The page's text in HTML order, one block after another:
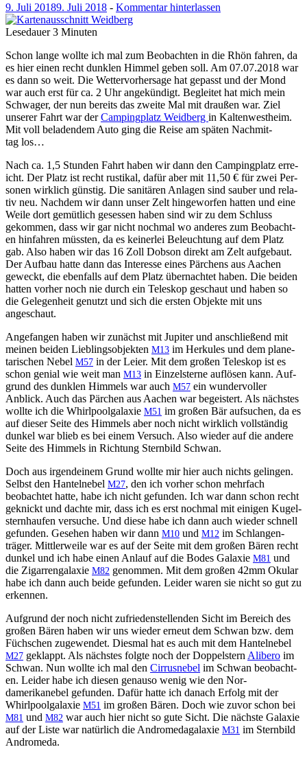
9. Juli 20189. Juli 2018 - Kommentar hinterlassen
Lesedauer 3 Minuten
Schon lange wollte ich mal zum Beobacht­en in die Rhön fahren, da
es hier einen recht dun­klen Him­mel geben soll. Am 07.07.2018 war
es dann so weit. Die Wet­ter­vorher­sage hat gepasst und der Mond
war auch erst für ca. 2 Uhr angekündigt. Begleit­et hat mich mein
Schwa­ger, der nun bere­its das zweite Mal mit draußen war. Ziel
unser­er Fahrt war derCamp­ing­platz Wei­d­berg in Kaltenwes­t­heim.
Mit voll beladen­dem Auto ging die Reise am späten Nach­mit­
tag los…
Nach ca. 1,5 Stun­den Fahrt haben wir dann den Camp­ing­platz erre­
icht. Der Platz ist recht rustikal, dafür aber mit 11,50 € für zwei Per­
so­n­en wirk­lich gün­stig. Die san­itären Anla­gen sind sauber und rel­a­
tiv neu. Nach­dem wir dann unser Zelt hinge­wor­fen hat­ten und eine
Weile dort gemütlich gesessen haben sind wir zu dem Schluss
gekom­men, dass wir gar nicht nochmal wo anderes zum Beobacht­
en hin­fahren müssten, da es kein­er­lei Beleuch­tung auf dem Platz
gab. Also haben wir das 16 Zoll Dob­son direkt am Zelt aufge­baut.
Der Auf­bau hat­te dann das Inter­esse eines Pärchens aus Aachen
geweckt, die eben­falls auf dem Platz über­nachtet haben. Die bei­den
hat­ten vorher noch nie durch ein Teleskop geschaut und haben so
die Gele­gen­heit genutzt und sich die ersten Objek­te mit uns
angeschaut.
Ange­fan­gen haben wir zunächst mit Jupiter und anschließend mit
meinen bei­den Liebling­sob­jek­ten M13 im Herkules und dem plan­e­
tarischen Nebel M57 in der Leier. Mit dem großen Teleskop ist es
schon genial wie weit man M13 in Einzel­sterne auflösen kann. Auf­
grund des dun­klen Him­mels war auch M57 ein wun­der­voller
Anblick. Auch das Pärchen aus Aachen war begeis­tert. Als näch­stes
wollte ich die Whirlpool­galax­ie M51 im großen Bär auf­suchen, da es
auf dieser Seite des Him­mels aber noch nicht wirk­lich voll­ständig
dunkel war blieb es bei einem Ver­such. Also wieder auf die andere
Seite des Him­mels in Rich­tung Stern­bild Schwan.
Doch aus irgen­deinem Grund wollte mir hier auch nichts gelin­gen.
Selb­st den Hantel­nebel M27, den ich vorher schon mehrfach
beobachtet hat­te, habe ich nicht gefun­den. Ich war dann schon recht
geknickt und dachte mir, dass ich es erst nochmal mit eini­gen Kugel­
stern­haufen ver­suche. Und diese habe ich dann auch wieder schnell
gefun­den. Gese­hen haben wir dann M10 und M12 im Schlangen­
träger. Mit­tler­weile war es auf der Seite mit dem großen Bären recht
dunkel und ich habe einen Anlauf auf die Bodes Galax­ie M81 und
die Zigar­ren­galax­ie M82 genom­men. Mit dem großen 42mm Oku­lar
habe ich dann auch bei­de gefun­den. Lei­der waren sie nicht so gut zu
erkennen.
Auf­grund der noch nicht zufrieden­stel­len­den Sicht im Bere­ich des
großen Bären haben wir uns wieder erneut dem Schwan bzw. dem
Füch­schen zugewen­det. Dies­mal hat es auch mit dem Hantel­nebel
M27 geklappt. Als näch­stes fol­gte noch der Dop­pel­stern Alibero im
Schwan. Nun wollte ich mal den Cir­rus­nebel im Schwan beobacht­
en. Lei­der habe ich diesen genau­so wenig wie den Nor­
damerikanebel gefun­den. Dafür hat­te ich danach Erfolg mit der
Whirlpool­galax­ie M51 im großen Bären. Doch wie zuvor schon bei
M81 und M82 war auch hier nicht so gute Sicht. Die näch­ste Galax­ie
auf der Liste war natür­lich die Androm­e­da­galax­ie M31 im Stern­bild
Andromeda.